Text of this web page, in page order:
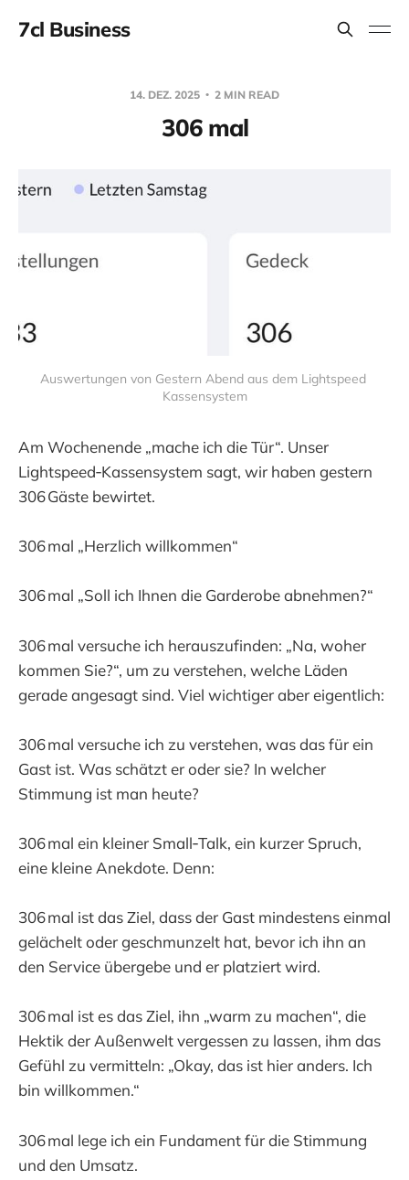
7cl Business
14. DEZ. 2025 2 MIN READ
306 mal
Auswertungen von Gestern Abend aus dem Lightspeed
Kassensystem
Am Wochenende „mache ich die Tür“. Unser
Lightspeed‑Kassensystem sagt, wir haben gestern
306 Gäste bewirtet.
306 mal „Herzlich willkommen“
306 mal „Soll ich Ihnen die Garderobe abnehmen?“
306 mal versuche ich herauszufinden: „Na, woher
kommen Sie?“, um zu verstehen, welche Läden
gerade angesagt sind. Viel wichtiger aber eigentlich:
306 mal versuche ich zu verstehen, was das für ein
Gast ist. Was schätzt er oder sie? In welcher
Stimmung ist man heute?
306 mal ein kleiner Small‑Talk, ein kurzer Spruch,
eine kleine Anekdote. Denn:
306 mal ist das Ziel, dass der Gast mindestens einmal
gelächelt oder geschmunzelt hat, bevor ich ihn an
den Service übergebe und er platziert wird.
306 mal ist es das Ziel, ihn „warm zu machen“, die
Hektik der Außenwelt vergessen zu lassen, ihm das
Gefühl zu vermitteln: „Okay, das ist hier anders. Ich
bin willkommen.“
306 mal lege ich ein Fundament für die Stimmung
und den Umsatz.